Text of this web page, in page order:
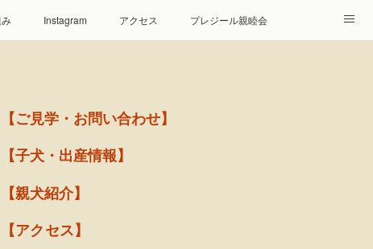
Instagram アクセス プレジール親睦会
【ご見学・お問い合わせ】
【子犬・出産情報】
【親犬紹介】
【アクセス】